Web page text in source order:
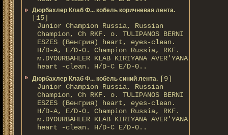
Дюрбахлер Клаб Ф... кобель коричневая лента.
[15]
Junior Champion Russia, Russian
Champion, Ch RKF. о. TULIPANOS BERNI
ESZES (Венгрия) heart, eyes-clean.
H/D-A, E/D-0. Champion Russia, RKF.
м.DYOURBAHLER KLAB KIRIYANA AVER'YANA
heart -clean. H/D-С E/D-0..
Дюрбахлер Клаб Ф... кобель синий лента. [9]
Junior Champion Russia, Russian
Champion, Ch RKF. о. TULIPANOS BERNI
ESZES (Венгрия) heart, eyes-clean.
H/D-A, E/D-0. Champion Russia, RKF.
м.DYOURBAHLER KLAB KIRIYANA AVER'YANA
heart -clean. H/D-С E/D-0..